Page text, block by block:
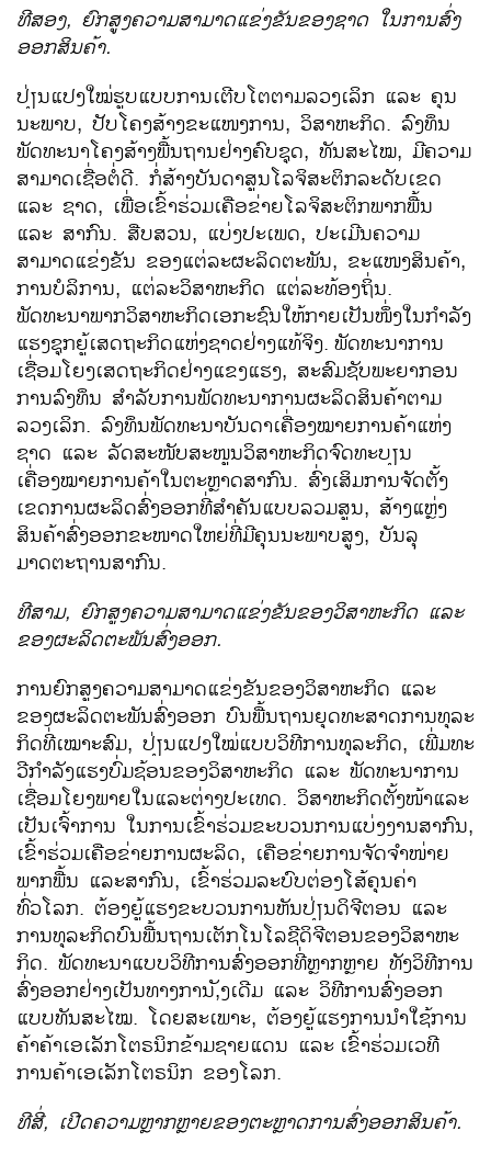
ທີ​ສອງ, ຍົກ​ສູງ​ຄວາມ​ສາມາດ​ແຂ່ງຂັນ​ຂອງ​ຊາດ ​ໃນການ​ສົ່ງ​
ອອກ​ສິນຄ້າ.
ປ່ຽນ​ແປງ​ໃໝ່ຮູບ​ແບບການ​ເຕີບ​ໂຕຕາມ​ລວງ​ເລິກ ​ແລະ ຄຸນ​
ນະພາ​ບ, ປັບ​ໂຄງສ້າງ​ຂະ​ແໜງ​ການ, ວິ​ສາ​ຫະກິດ. ລົງທຶນ​
ພັດທະນາ​ໂຄງ​ສ້າງ​ພື້ນຖານ​ຢ່າງ​ຄົບ​ຊຸດ, ທັນ​ສະ​ໄໝ, ມີ​ຄວາມ​
ສາມາດ​ເຊື່ອ​ຕໍ່​ດີ. ກໍ່ສ້າງ​ບັນດາ​ສູນ​ໂລ​ຈິ​ສະຕິ​ກ​ລະດັບເຂດ ​
ແລະ ຊາດ, ​ເພື່ອ​ເຂົ້າ​ຮ່ວມ​ເຄືອ​ຂ່າຍ​ໂລ​ຈິ​ສະຕິ​ກພາກ​ພື້ນ ​
ແລະ ​ສາກົນ. ສືບສວນ, ​ແບ່ງ​ປະ​ເພດ, ປະ​ເມີນ​ຄວາມ​
ສາມາດ​ແຂ່ງ​ຂັນ ​ຂອງ​ແຕ່ລະ​ຜະລິດ​ຕະພັນ, ຂະ​ແໜງ​ສິນຄ້າ,
ການ​ບໍລິການ, ​ແຕ່​ລະວິ​ສາ​ຫະກິດ ​ແຕ່ລະ​ທ້ອງ​ຖິ່ນ.
ພັດທະນາພາກ​ວິ​ສາ​ຫະ​ກິດ​​ເອ​ກະ​ຊົນ​ໃຫ້​ກາຍ​ເປັນ​ໜຶ່ງ​ໃນ​ກຳ​ລັງ​
ແຮງ​ຊຸກ​ຍູ້​ເສດ​ຖະ​ກິດ​ແຫ່ງ​ຊາດ​ຢ່າງ​ແທ້​ຈິງ. ພັດທະນາ​ການ​
ເຊື່ອມ​ໂຍງ​ເສດຖະກິດ​ຢ່າງ​ແຂງ​ແຮງ, ສະ​ສົມ​ຊັບ​ພະ​ຍາ​ກອນ​
ການ​ລົງ​ທຶນ​ ສໍາ​ລັບ​ການ​ພັດ​ທະ​ນາ​ການ​ຜະ​ລິດ​ສິນ​ຄ້າຕາມ​
ລວງ​​ເລິກ. ລົງທຶນ​ພັດທະນາ​ບັນດາ​ເຄື່ອງໝາຍ​ການ​ຄ້າ​ແຫ່ງ​
ຊາດ ​ແລະ ລັດ​ສະໜັບສະໜູນ​ວິ​ສາ​ຫະກິດຈົດທະບຽນ
ເຄື່ອງໝາຍການຄ້າໃນຕະຫຼາດສາກົນ. ສົ່ງ​ເສິມ​ການຈັດ​ຕັ້ງ​
ເຂດການ​ຜະລິດ​ສົ່ງ​ອອກ​ທີ່​ສຳຄັນ​​ແບບ​ລວມສູນ, ສ້າງ​ແຫຼ່ງ
ສິນຄ້າ​ສົ່ງ​ອອກ​ຂະໜາດ​ໃຫຍ່​ທີ່​ມີ​ຄຸນ​ນະພາ​ບສູງ, ບັນລຸ​
ມາດຕະຖານ​ສາກົນ.
ທີ​ສາມ, ຍົກ​ສູງ​ຄວາມ​ສາມາດ​ແຂ່ງ​ຂັນຂອງ​ວິ​ສາ​ຫະກິດ ​ແລະ
ຂອງ​ຜະລິດ​ຕະພັນ​ສົ່ງ​ອອກ.
ການຍົກ​ສູງ​ຄວາມ​ສາມາດ​ແຂ່ງ​ຂັນຂອງ​ວິ​ສາ​ຫະກິດ ​ແລະ
ຂອງ​ຜະລິດ​ຕະພັນ​ສົ່ງ​ອອກ ບົນ​ພື້ນຖານ​ຍຸດ​ທະ​ສາດການ​ທຸລະ​
ກິດ​ທີ່​ເໝາະ​ສົມ, ປ່ຽນ​ແປງ​ໃໝ່​ແບບ​ວິທີ​ການ​ທຸລະ​ກິດ, ​ເພີ່ມ​ທະ
ວີ​ກຳລັງ​ແຮງ​ບົ່ມຊ້ອນ​ຂອງ​ວິ​ສາ​ຫະກິດ ​ແລະ ພັດທະນາ​ການ​
ເຊື່ອມ​ໂຍງພາຍ​ໃນ​ແລະ​ຕ່າງປະ​ເທດ. ວິ​ສາ​ຫະກິດ​ຕັ້ງໜ້າ​ແລະ​
ເປັນ​ເຈົ້າ​ການ ​ໃນ​ການ​ເຂົ້າຮ່ວມ​ຂະ​ບວນການແບ່ງ​ງານ​ສາກົນ,
​ເຂົ້າ​ຮ່ວມ​ເຄືອ​ຂ່າຍ​ການ​ຜະລິດ, ​ເຄືອ​ຂ່າຍ​ການຈັດຈຳໜ່າຍ​
ພາກ​ພື້ນ ແລະ​ສາ​ກົນ​, ​ເຂົ້າ​ຮ່ວມລະບົບຕ່ອງໂສ້ຄຸນຄ່າ
ທົ່ວໂລກ. ຕ້ອງ​ຍູ້​ແຮງ​ຂະ​ບວນການ​ຫັນປ່ຽນດິຈີ​ຕອນ ​ແລະ
ການ​ທຸລະ​ກິດ​ບົນ​ພື້ນຖານ​ເຕັກ​ໂນ​ໂລ​ຊີ​ດິຈີ​ຕອນ​ຂອງ​ວິ​ສາ​ຫະ
ກິດ. ພັດທະນາ​ແບບ​ວິທີ​ການ​ສົ່ງ​ອອກ​ທີ່​ຫຼາກຫຼາຍ ທັງວິທີການ
ສົ່ງອອກຢ່າງ​ເປັນ​ທາງ​ການ,ັງ​ເດີມ ​ແລະ ວິທີການສົ່ງອອກ​
ແບບ​ທັນ​ສະ​ໄໝ. ​ໂດຍ​ສະ​ເພາະ, ຕ້ອງ​ຍູ້​ແຮງການນຳ​ໃຊ້​ການ​
ຄ້າຄ້າ​ເອ​ເລັກ​ໂຕຣນິກຂ້າມ​ຊາຍ​ແດນ ​ແລະ ເຂົ້າຮ່ວມເວທີ
ການຄ້າ​ເອເລັກໂຕຣນິກ ຂອງໂລກ.
ທີ​ສີ່, ​ເປີດ​ຄວາມ​ຫຼາກ​ຫຼາຍ​ຂອງຕະຫຼາດການ​ສົ່ງ​ອອກ​ສິນຄ້າ.